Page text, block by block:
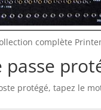
complète
passe
protégé, tapez le